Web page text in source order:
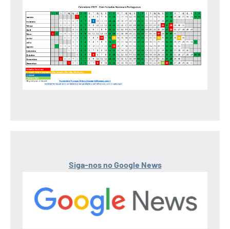
Siga-nos no Google News